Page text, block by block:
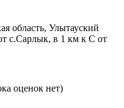
область, Улытауский
с.Сарлык, в 1 км к С от
оценок нет)